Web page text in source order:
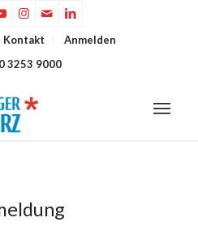
Kontakt
Anmelden
3253 9000